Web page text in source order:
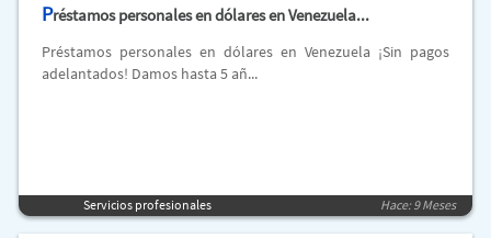
Préstamos personales en dólares en Venezuela...
Préstamos personales en dólares en Venezuela ¡Sin pagos
adelantados! Damos hasta 5 añ...
Servicios profesionales Hace: 9 Meses